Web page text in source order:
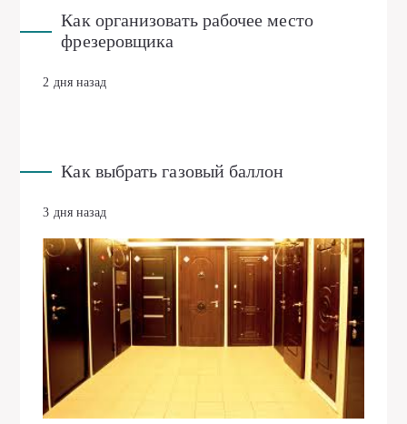
Как организовать рабочее место
фрезеровщика
2 дня назад
Как выбрать газовый баллон
3 дня назад